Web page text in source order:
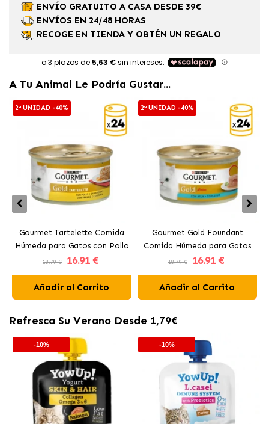
ENVÍO GRATUITO A CASA DESDE 39€
ENVÍOS EN 24/48 HORAS
RECOGE EN TIENDA Y OBTÉN UN REGALO
A Tu Animal Le Podría Gustar...
2ª UNIDAD -40%
Gourmet Tartelette Comida
Húmeda para Gatos con Pollo
y Zanahoria
18.79 € 16.91 €
Añadir al Carrito
2ª UNIDAD -40%
Gourmet Gold Foundant
Comida Húmeda para Gatos
con Atún
18.79 € 16.91 €
Añadir al Carrito
Refresca Su Verano Desde 1,79€
-10% -10%